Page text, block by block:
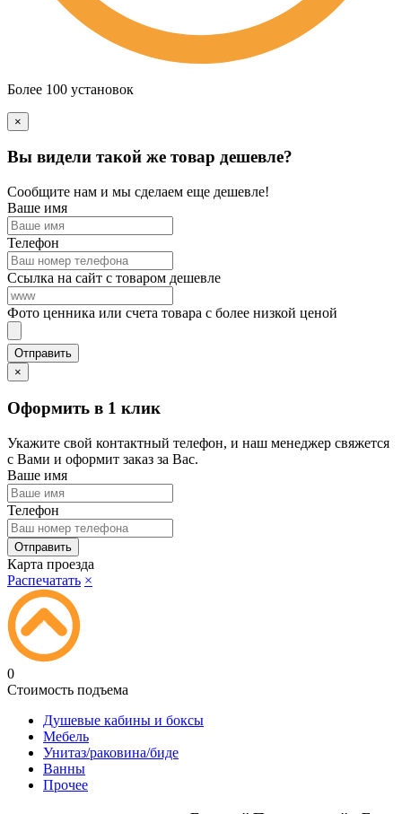
Более 100 установок
×
Вы видели такой же товар дешевле?
Сообщите нам и мы сделаем еще дешевле!
Ваше имя
Телефон
Ссылка на сайт с товаром дешевле
Фото ценника или счета товара с более низкой ценой
×
Оформить в 1 клик
Укажите свой контактный телефон, и наш менеджер свяжется
с Вами и оформит заказ за Вас.
Ваше имя
Телефон
Карта проезда
Распечатать ×
0
Стоимость подъема
Душевые кабины и боксы
Мебель
Унитаз/раковина/биде
Ванны
Прочее